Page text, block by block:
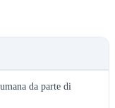
da parte di